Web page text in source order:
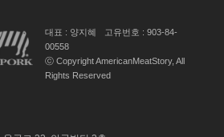
대표 : 양지혜
고유번호 : 903-84-
00558
ⓒ Copyright AmericanMeatStory, All
Rights Reserved